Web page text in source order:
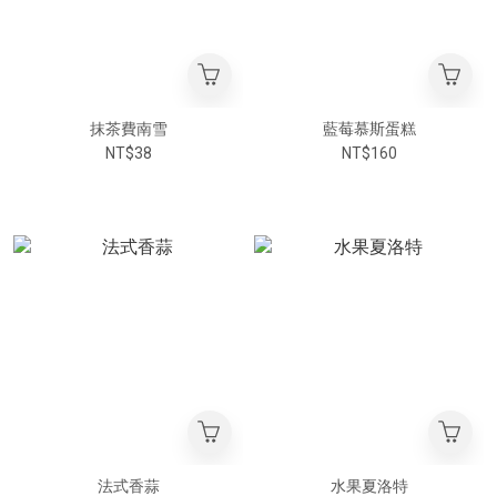
抹茶費南雪
NT$38
藍莓慕斯蛋糕
NT$160
法式香蒜
水果夏洛特